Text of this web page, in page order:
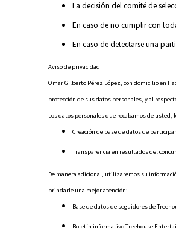
La decisión del comité de
En caso de no cumplir con
En caso de detectarse una
Aviso de privacidad
Omar Gilberto Pérez López, con domicilio en
protección de sus datos personales, y al
Los datos personales que recabamos de
Creación de base de datos de
Transparencia en resultados del
De manera adicional, utilizaremos su
brindarle una mejor atención:
Base de datos de seguidores de